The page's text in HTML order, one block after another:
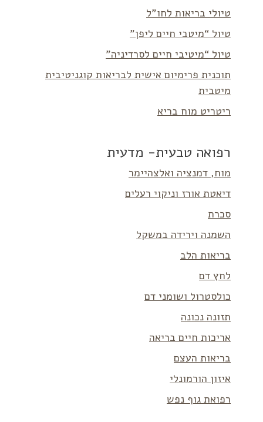
טיולי בריאות לחו”ל
טיול “מיטבי חיים ליפן”
טיול “מיטיבי חיים לסרדיניה”
תוכנית פרימיום אישית לבריאות קוגניטיבית
מיטבית
ריטריט מוח בריא
רפואה טבעית- מדעית
מוח, דמנציה ואלצהיימר
דיאטת אורז וניקוי רעלים
סכרת
השמנה וירידה במשקל
בריאות הלב
לחץ דם
כולסטרול ושומני דם
תזונה נכונה
אריכות חיים בריאה
בריאות העצם
איזון הורמונלי
רפואת גוף נפש